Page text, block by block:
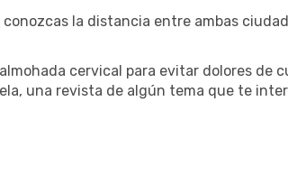
la distancia entre ambas
cervical para evitar dolores de
una revista de algún tema que te